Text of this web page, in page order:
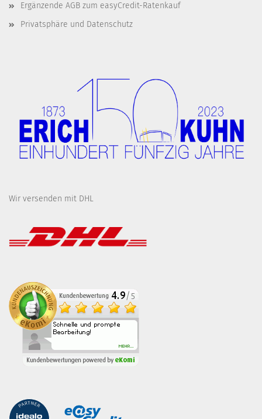
Ergänzende AGB zum easyCredit-Ratenkauf
Privatsphäre und Datenschutz
Wir versenden mit DHL